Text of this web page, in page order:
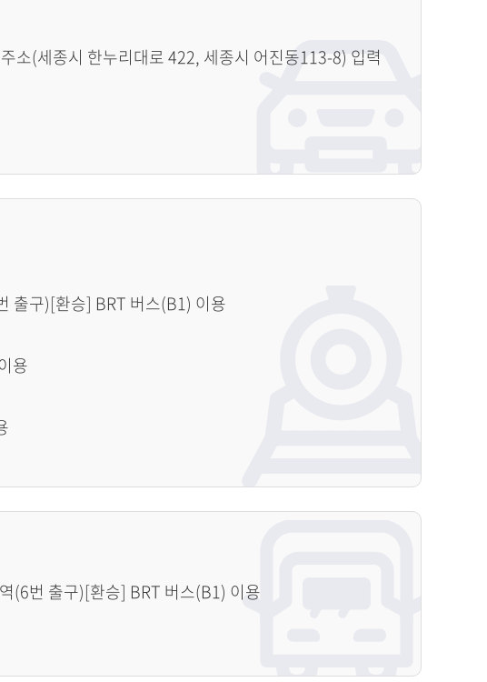
소(세종시 한누리대로 422, 세종시 어진동113-8) 입력
출구)[환승] BRT 버스(B1) 이용
용
(6번 출구)[환승] BRT 버스(B1) 이용